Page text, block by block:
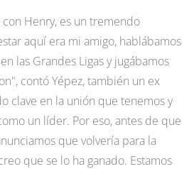
con Henry, es un tremendo
aquí era mi amigo, hablábamos
las Grandes Ligas y jugábamos
contó Yépez, también un ex
clave en la unión que tenemos y
un líder. Por eso, antes de que
que volvería para la
que se lo ha ganado. Estamos